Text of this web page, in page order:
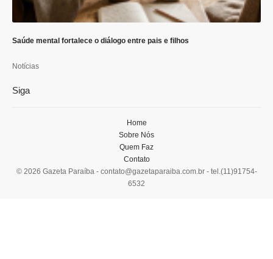
Saúde mental fortalece o diálogo entre pais e filhos
Notícias
Siga
© 2026 Gazeta Paraíba - contato@gazetaparaiba.com.br- tel.(11)91754-
6532
Home
Sobre Nós
Quem Faz
Contato